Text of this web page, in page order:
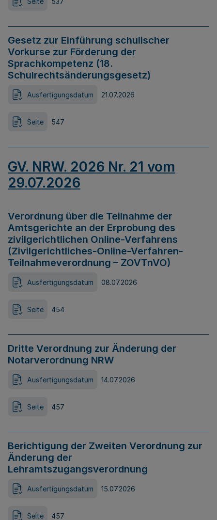
Gesetz zur Einführung schulischer
Vorkurse zur Förderung der
Sprachkompetenz (18.
Schulrechtsänderungsgesetz)
Ausfertigungsdatum 21.07.2026
Seite 547
GV. NRW. 2026 Nr. 21 vom
29.07.2026
Verordnung über die Teilnahme der
Amtsgerichte an der Erprobung des
zivilgerichtlichen Online-Verfahrens
(Zivilgerichtliches-Online-Verfahren-
Teilnahmeverordnung – ZOVTnVO)
Ausfertigungsdatum 08.07.2026
Seite 454
Dritte Verordnung zur Änderung der
Notarverordnung NRW
Ausfertigungsdatum 14.07.2026
Seite 457
Berichtigung der Zweiten Verordnung zur
Änderung der
Lehramtszugangsverordnung
Ausfertigungsdatum 15.07.2026
Seite 457